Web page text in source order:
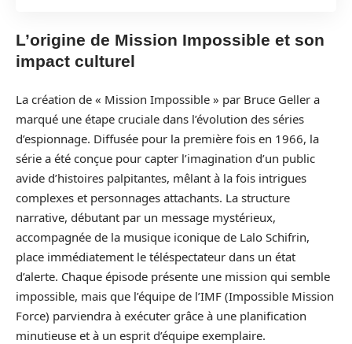
L’origine de Mission Impossible et son
impact culturel
La création de « Mission Impossible » par Bruce Geller a
marqué une étape cruciale dans l’évolution des séries
d’espionnage. Diffusée pour la première fois en 1966, la
série a été conçue pour capter l’imagination d’un public
avide d’histoires palpitantes, mêlant à la fois intrigues
complexes et personnages attachants. La structure
narrative, débutant par un message mystérieux,
accompagnée de la musique iconique de Lalo Schifrin,
place immédiatement le téléspectateur dans un état
d’alerte. Chaque épisode présente une mission qui semble
impossible, mais que l’équipe de l’IMF (Impossible Mission
Force) parviendra à exécuter grâce à une planification
minutieuse et à un esprit d’équipe exemplaire.